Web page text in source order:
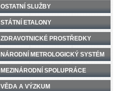
OSTATNÍ SLUŽBY
STÁTNÍ ETALONY
ZDRAVOTNICKÉ PROSTŘEDKY
NÁRODNÍ METROLOGICKÝ SYSTÉM
MEZINÁRODNÍ SPOLUPRÁCE
VĚDA A VÝZKUM